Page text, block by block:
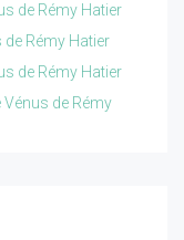
de Rémy Hatier
de Rémy Hatier
de Rémy Hatier
Vénus de Rémy